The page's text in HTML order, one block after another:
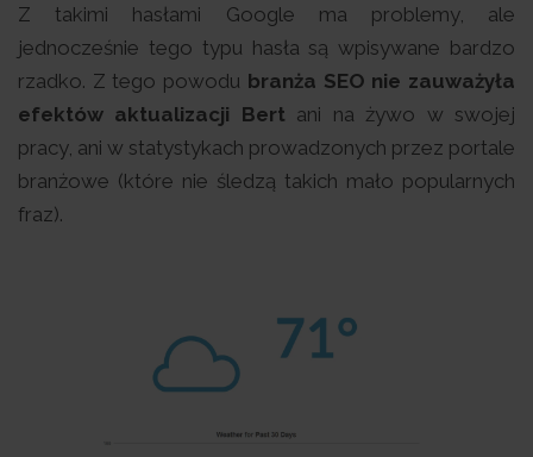
Z takimi hasłami Google ma problemy, ale
jednocześnie tego typu hasła są wpisywane bardzo
rzadko. Z tego powodu branża SEO nie zauważyła
efektów aktualizacji Bert ani na żywo w swojej
pracy, ani w statystykach prowadzonych przez portale
branżowe (które nie śledzą takich mało popularnych
fraz).